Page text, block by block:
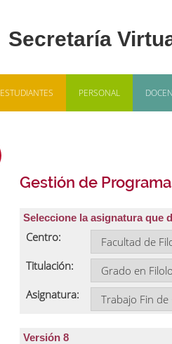
ESTUDIANTES PERSONAL
Gestión de
Seleccione la asignatura que
Centro:
Titulación:
Asignatura:
Versión 8